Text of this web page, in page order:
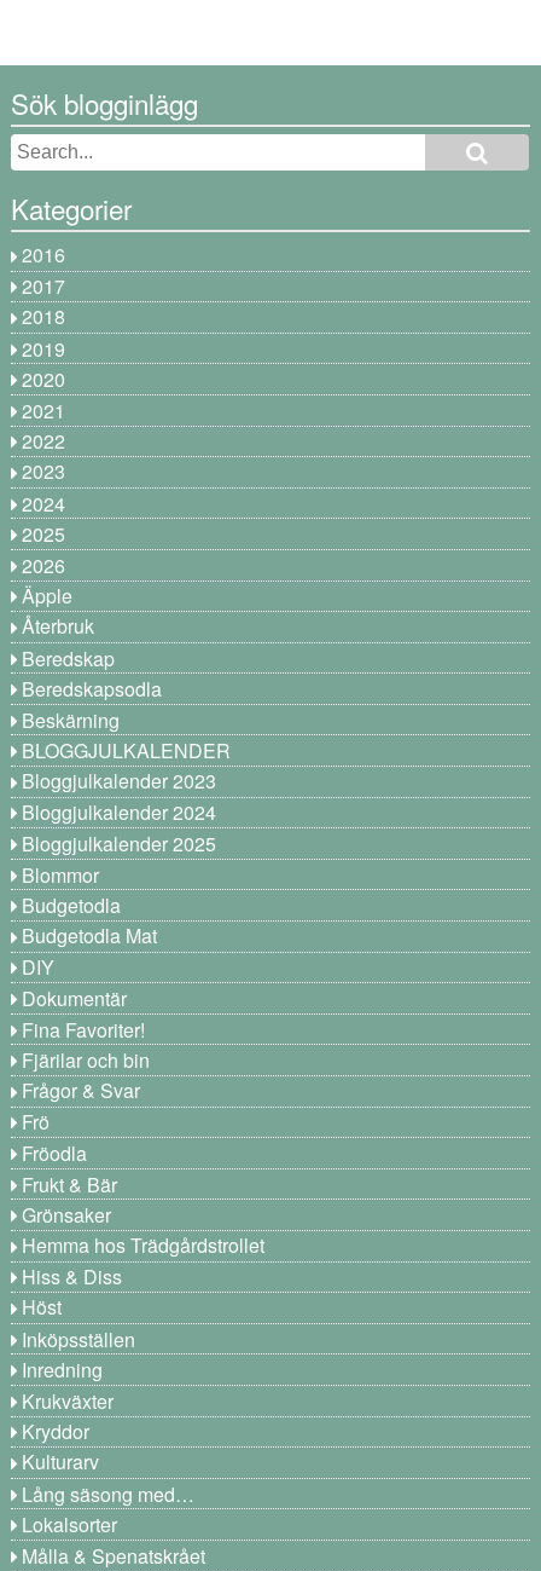
Sök blogginlägg
Kategorier
2016
2017
2018
2019
2020
2021
2022
2023
2024
2025
2026
Äpple
Återbruk
Beredskap
Beredskapsodla
Beskärning
BLOGGJULKALENDER
Bloggjulkalender 2023
Bloggjulkalender 2024
Bloggjulkalender 2025
Blommor
Budgetodla
Budgetodla Mat
DIY
Dokumentär
Fina Favoriter!
Fjärilar och bin
Frågor & Svar
Frö
Fröodla
Frukt & Bär
Grönsaker
Hemma hos Trädgårdstrollet
Hiss & Diss
Höst
Inköpsställen
Inredning
Krukväxter
Kryddor
Kulturarv
Lång säsong med…
Lokalsorter
Målla & Spenatskrået